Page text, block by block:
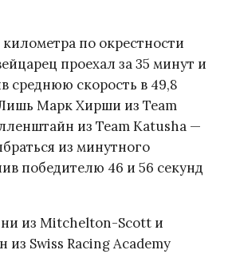
по окрестности
проехал за 35 минут и
среднюю скорость в 49,8
Марк Хирши из Team
из Team Katusha —
из минутного
победителю 46 и 56 секунд
из Mitchelton-Scott и
из Swiss Racing Academy